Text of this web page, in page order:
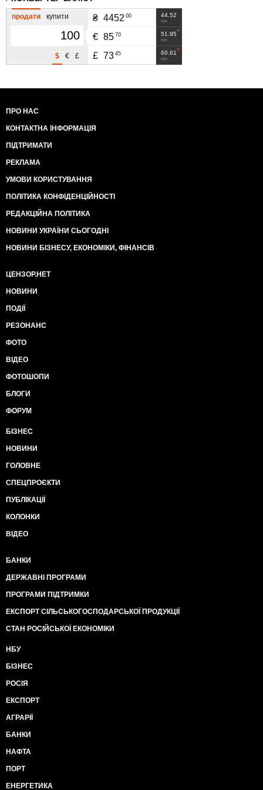
продати купити
£
€
$
44.52
грн
₴ 4452 00
51.95
грн
€ 85 70
60.61
грн
£ 73 45
ПРО НАС
КОНТАКТНА ІНФОРМАЦІЯ
ПІДТРИМАТИ
РЕКЛАМА
УМОВИ КОРИСТУВАННЯ
ПОЛІТИКА КОНФІДЕНЦІЙНОСТІ
РЕДАКЦІЙНА ПОЛІТИКА
НОВИНИ УКРАЇНИ СЬОГОДНІ
НОВИНИ БІЗНЕСУ, ЕКОНОМІКИ, ФІНАНСІВ
ЦЕНЗОР.НЕТ
НОВИНИ
ПОДІЇ
РЕЗОНАНС
ФОТО
ВІДЕО
ФОТОШОПИ
БЛОГИ
ФОРУМ
БІЗНЕС
НОВИНИ
ГОЛОВНЕ
СПЕЦПРОЄКТИ
ПУБЛІКАЦІЇ
КОЛОНКИ
ВІДЕО
БАНКИ
ДЕРЖАВНІ ПРОГРАМИ
ПРОГРАМИ ПІДТРИМКИ
ЕКСПОРТ СІЛЬСЬКОГОСПОДАРСЬКОЇ ПРОДУКЦІЇ
СТАН РОСІЙСЬКОЇ ЕКОНОМІКИ
НБУ
БІЗНЕС
РОСІЯ
ЕКСПОРТ
АГРАРІЇ
БАНКИ
НАФТА
ПОРТ
ЕНЕРГЕТИКА